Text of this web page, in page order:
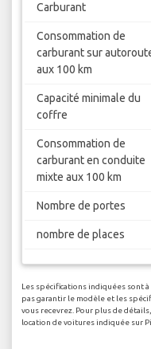
Carburant
Consommation de
carburant sur
aux 100 km
Capacité minimale du
coffre
Consommation de
carburant en conduite
mixte aux 100 km
Nombre de portes
nombre de places
Les spécifications indiquées sont
pas garantir le modèle et les
vous recevrez. Pour plus de
location de voitures indiquée sur